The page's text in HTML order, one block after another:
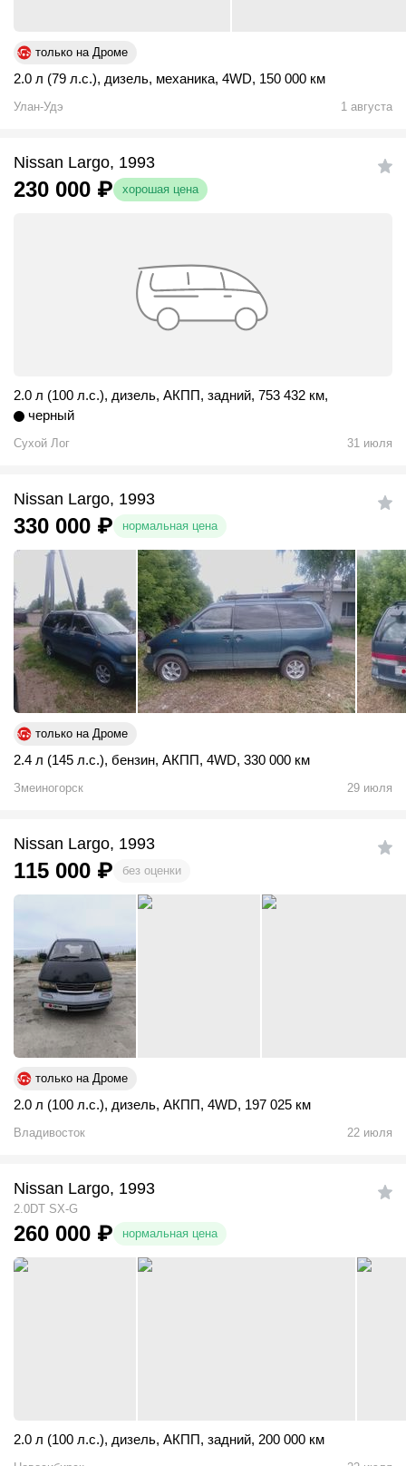
только на Дроме
2.0 л (79 л.с.), дизель, механика, 4WD, 150 000 км
Улан-Удэ 1 августа
Nissan Largo, 1993
230 000 ₽ хорошая цена
2.0 л (100 л.с.), дизель, АКПП, задний, 753 432 км,
черный
Сухой Лог 31 июля
Nissan Largo, 1993
330 000 ₽ нормальная цена
только на Дроме
2.4 л (145 л.с.), бензин, АКПП, 4WD, 330 000 км
Змеиногорск 29 июля
Nissan Largo, 1993
115 000 ₽ без оценки
только на Дроме
2.0 л (100 л.с.), дизель, АКПП, 4WD, 197 025 км
Владивосток 22 июля
Nissan Largo, 1993
2.0DT SX-G
260 000 ₽ нормальная цена
2.0 л (100 л.с.), дизель, АКПП, задний, 200 000 км